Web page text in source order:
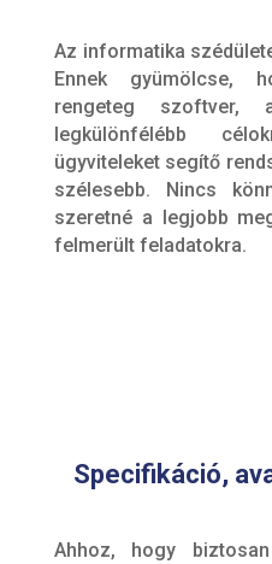
Az informatika
Ennek gyümölcse,
rengeteg szoftver,
legkülönfélébb
ügyviteleket segítő
szélesebb. Nincs
szeretné a legjobb
felmerült feladatokra.
Specifikáció,
Ahhoz, hogy